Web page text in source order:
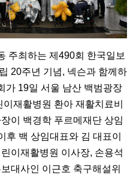
주최하는 제490회 한국일보
20주년 기념, 넥슨과 함께하
가 19일 서울 남산 백범광장
재활병원 환아 재활치료비
이 백경학 푸르메재단 상임
후 백 상임대표와 김 대표이
이재활병원 이사장, 손용석
대사인 이근호 축구해설위